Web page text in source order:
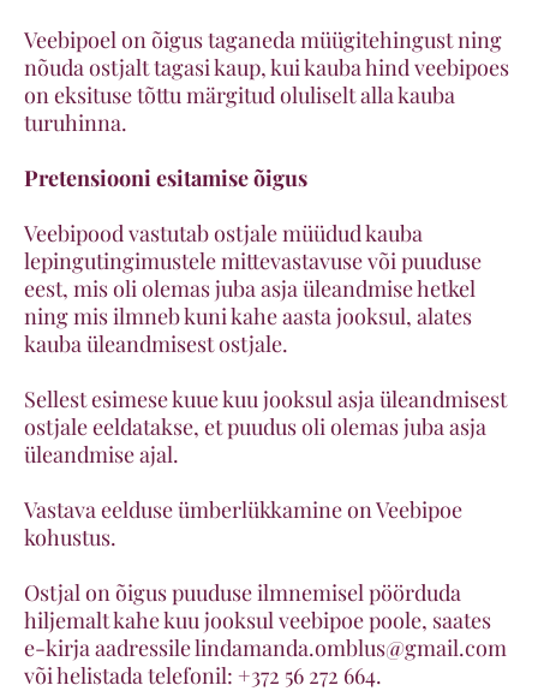
Veebipoel on õigus taganeda müügitehingust ning
nõuda ostjalt tagasi kaup, kui kauba hind veebipoes
on eksituse tõttu märgitud oluliselt alla kauba
turuhinna.
Pretensiooni esitamise õigus
Veebipood vastutab ostjale müüdud kauba
lepingutingimustele mittevastavuse või puuduse
eest, mis oli olemas juba asja üleandmise hetkel
ning mis ilmneb kuni kahe aasta jooksul, alates
kauba üleandmisest ostjale.
Sellest esimese kuue kuu jooksul asja üleandmisest
ostjale eeldatakse, et puudus oli olemas juba asja
üleandmise ajal.
Vastava eelduse ümberlükkamine on Veebipoe
kohustus.
Ostjal on õigus puuduse ilmnemisel pöörduda
hiljemalt kahe kuu jooksul veebipoe poole, saates
e-kirja aadressile lindamanda.omblus@gmail.com
või helistada telefonil: +372 56 272 664.